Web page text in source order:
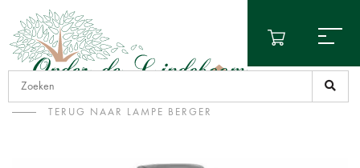
TERUG NAAR LAMPE BERGER